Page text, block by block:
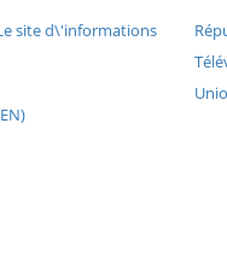
site d\'informations